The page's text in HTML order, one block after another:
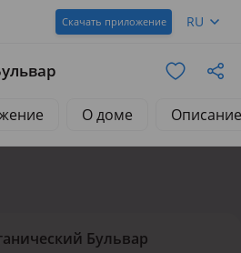
Скачать приложение RU
О доме Описание
Бульвар